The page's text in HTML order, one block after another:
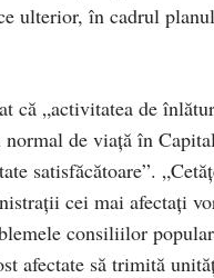
ulterior, în cadrul
că „activitatea de
de viaţă în
satisfăcătoare”.
cei mai afectaţi
consiliilor
afectate să trimită